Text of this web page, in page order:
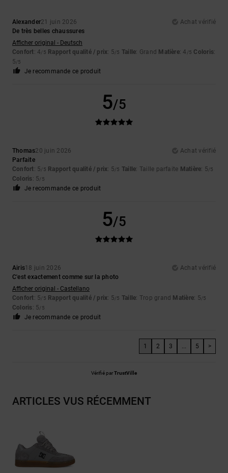
Alexander21 juin 2026
Achat vérifié
De très belles chaussures
Afficher original - Deutsch
Confort: 4/5 Rapport qualité / prix: 5/5 Taille: Grand Matière: 4 /5 Coloris:
5/5
Je recommande ce produit
5/5
Thomas20 juin 2026
Achat vérifié
Parfaite
Confort: 5/5 Rapport qualité / prix: 5/5 Taille: Taille parfaite Matière: 5/5
Coloris: 5/5
Je recommande ce produit
5/5
Airis18 juin 2026
Achat vérifié
C'est exactement comme sur la photo
Afficher original - Castellano
Confort: 5/5 Rapport qualité / prix: 5/5 Taille: Trop grand Matière: 5/5
Coloris: 5/5
Je recommande ce produit
1 2 3 5 >
Vérifié parTrustVille
ARTICLES VUS RÉCEMMENT